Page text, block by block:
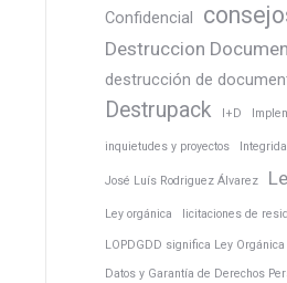
Confidencial
Destruccion
destrucción de
Destrupack I+D
inquietudes y proyectos
José Luís Rodriguez Álvarez
Ley orgánica licitaciones de
LOPDGDD significa Ley Orgánica
Datos y Garantía de Derechos